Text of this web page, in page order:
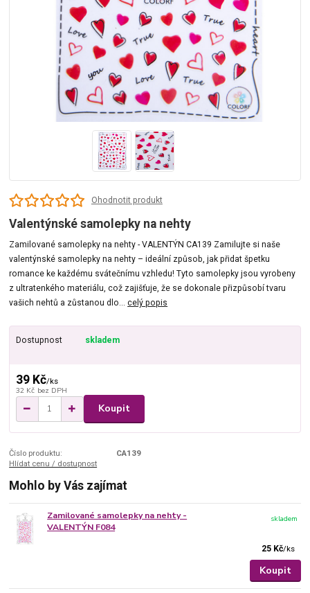
Ohodnotit produkt
Valentýnské samolepky na nehty
Zamilované samolepky na nehty - VALENTÝN CA139 Zamilujte si naše
valentýnské samolepky na nehty – ideální způsob, jak přidat špetku
romance ke každému svátečnímu vzhledu! Tyto samolepky jsou vyrobeny
z ultratenkého materiálu, což zajišťuje, že se dokonale přizpůsobí tvaru
vašich nehtů a zůstanou dlo...celý popis
Dostupnost skladem
39 Kč/ks
32 Kč bez DPH
Koupit
Číslo produktu:
CA139
Hlídat cenu / dostupnost
Mohlo by Vás zajímat
Zamilované samolepky na nehty -
VALENTÝN F084
25 Kč/ks
skladem
Koupit